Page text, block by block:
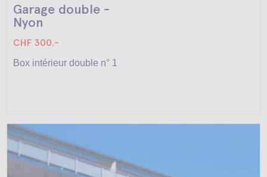
Garage double -
Nyon
CHF 300.-
Box intérieur double n° 1